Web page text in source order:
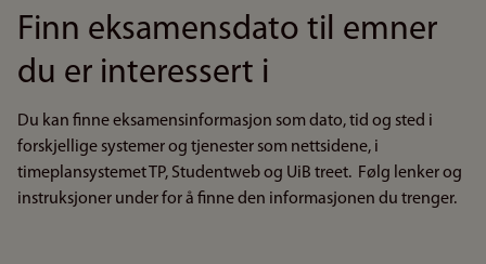
Finn eksamensdato til emner
du er interessert i
Du kan finne eksamensinformasjon som dato, tid og sted i
forskjellige systemer og tjenester som nettsidene, i
timeplansystemet TP, Studentweb og UiB treet. Følg lenker og
instruksjoner under for å finne den informasjonen du trenger.